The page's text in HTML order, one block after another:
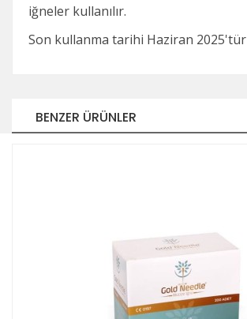
iğneler kullanılır.
Son kullanma tarihi Haziran 2025'tür
BENZER ÜRÜNLER